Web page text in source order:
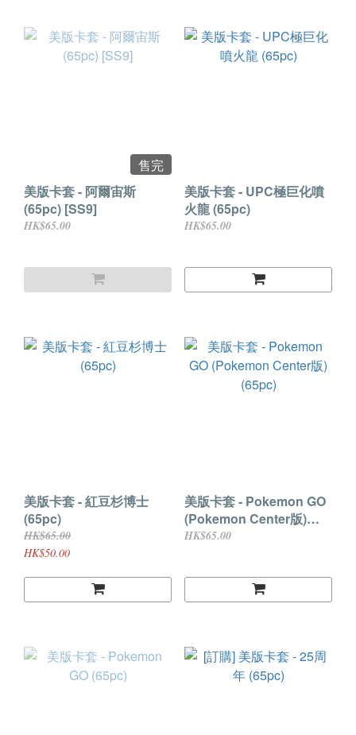
售完
美版卡套 - 阿爾宙斯
(65pc) [SS9]
HK$65.00
美版卡套 - UPC極巨化噴
火龍 (65pc)
HK$65.00
美版卡套 - 紅豆杉博士
(65pc)
HK$65.00
HK$50.00
美版卡套 - Pokemon GO
(Pokemon Center版)
(65pc)
HK$65.00